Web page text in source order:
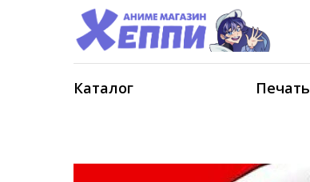
Каталог Печать